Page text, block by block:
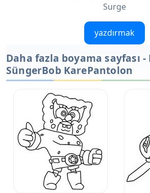
Surge
yazdırmak
Daha fazla boyama sayfası
SüngerBob KarePantolon